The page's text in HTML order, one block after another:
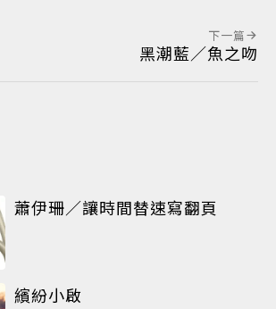
下一篇
黑潮藍／魚之吻
蕭伊珊／讓時間替速寫翻頁
繽紛小啟